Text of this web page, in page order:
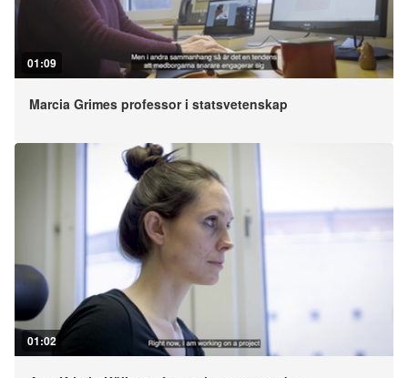
01:09
Marcia Grimes professor i statsvetenskap
01:02